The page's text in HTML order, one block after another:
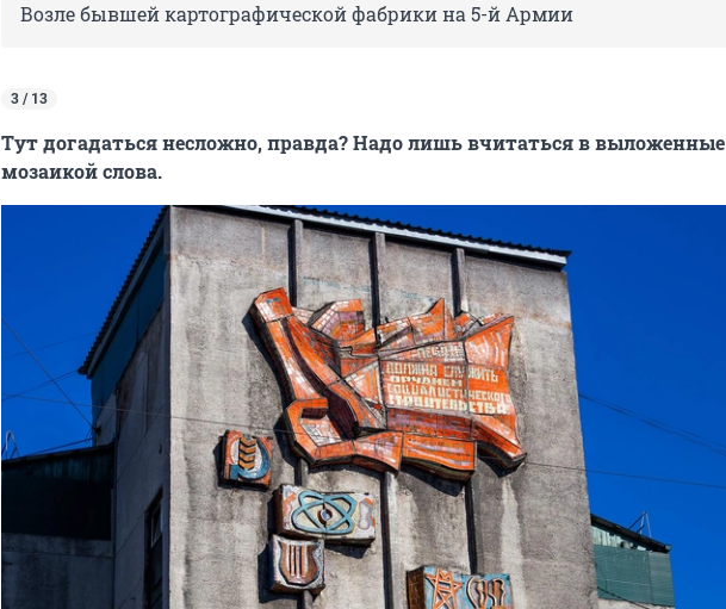
Возле бывшей картографической фабрики на 5-й Армии
3 / 13
Тут догадаться несложно, правда? Надо лишь вчитаться в выложенные
мозаикой слова.